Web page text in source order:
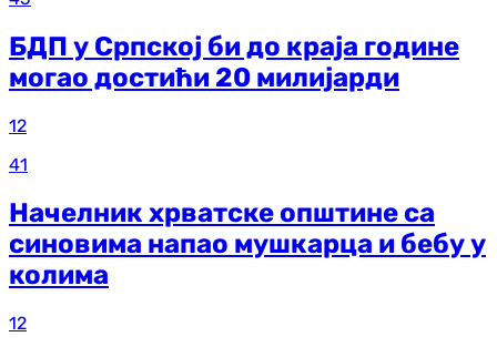
БДП у Српској би до краја године
могао достићи 20 милијарди
12
41
Начелник хрватске општине са
синовима напао мушкарца и бебу у
колима
12